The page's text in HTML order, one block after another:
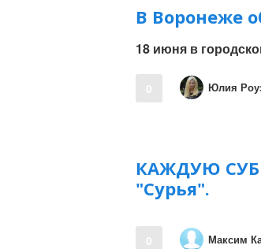
В Воронеже
18 июня в
0 Юлия
КАЖДУЮ
"Сурья".
0 Максим